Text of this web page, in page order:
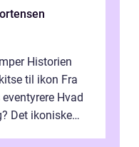
Historien
til ikon Fra
Hvad
Det ikoniske